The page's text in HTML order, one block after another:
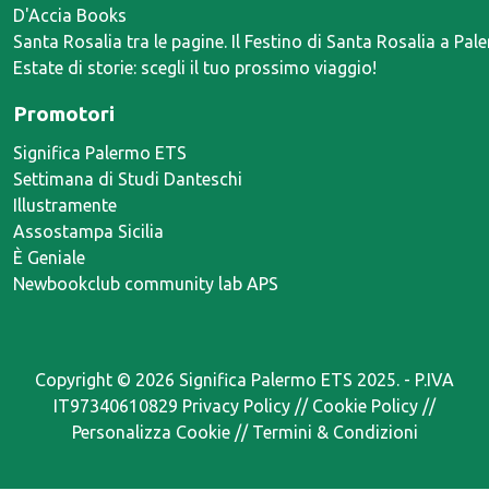
D'Accia Books
Santa Rosalia tra le pagine. Il Festino di Santa Rosalia a
Estate di storie: scegli il tuo prossimo viaggio!
Promotori
Significa Palermo ETS
Settimana di Studi Danteschi
Illustramente
Assostampa Sicilia
È Geniale
Newbookclub community lab APS
Copyright © 2026 Significa Palermo ETS 2025. - P.IVA
IT97340610829 Privacy Policy // Cookie Policy //
Personalizza Cookie// Termini & Condizioni